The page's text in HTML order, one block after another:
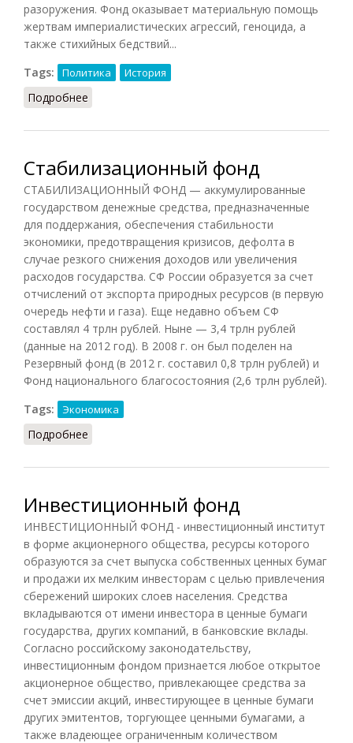
разоружения. Фонд оказывает материальную помощь
жертвам империалистических агрессий, геноцида, а
также стихийных бедствий...
Tags:
Политика История
Подробнее
Стабилизационный фонд
СТАБИЛИЗАЦИОННЫЙ ФОНД — аккумулированные
государством денежные средства, предназначенные
для поддержания, обеспечения стабильности
экономики, предотвращения кризисов, дефолта в
случае резкого снижения доходов или увеличения
расходов государства. СФ России образуется за счет
отчислений от экспорта природных ресурсов (в первую
очередь нефти и газа). Еще недавно объем СФ
составлял 4 трлн рублей. Ныне — 3,4 трлн рублей
(данные на 2012 год). В 2008 г. он был поделен на
Резервный фонд (в 2012 г. составил 0,8 трлн рублей) и
Фонд национального благосостояния (2,6 трлн рублей).
Tags:
Экономика
Подробнее
Инвестиционный фонд
ИНВЕСТИЦИОННЫЙ ФОНД - инвестиционный институт
в форме акционерного общества, ресурсы которого
образуются за счет выпуска собственных ценных бумаг
и продажи их мелким инвесторам с целью привлечения
сбережений широких слоев населения. Средства
вкладываются от имени инвестора в ценные бумаги
государства, других компаний, в банковские вклады.
Согласно российскому законодательству,
инвестиционным фондом признается любое открытое
акционерное общество, привлекающее средства за
счет эмиссии акций, инвестирующее в ценные бумаги
других эмитентов, торгующее ценными бумагами, а
также владеющее ограниченным количеством